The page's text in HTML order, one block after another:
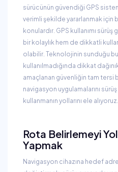
sürücünün güvendiği GPS
verimli şekilde yararlanmak için
konulardır. GPS kullanımı
bir kolaylık hem de dikkatli
olabilir. Teknolojinin sunduğu
kullanılmadığında dikkat
amaçlanan güvenliğin tam tersi
navigasyon uygulamalarını
kullanmanın yollarını ele alıyoruz.
Rota Belirlemeyi
Yapmak
Navigasyon cihazına hedef